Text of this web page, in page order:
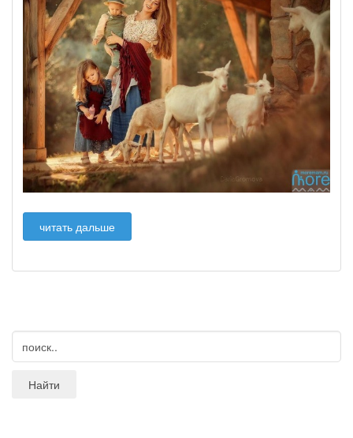
читать дальше